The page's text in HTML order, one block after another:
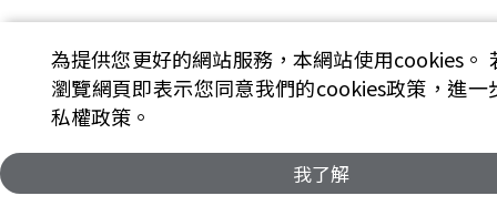
為提供您更好的網站服務，本網站使用cookies。
瀏覽網頁即表示您同意我們的cookies政策，進一
私權政策。
我了解